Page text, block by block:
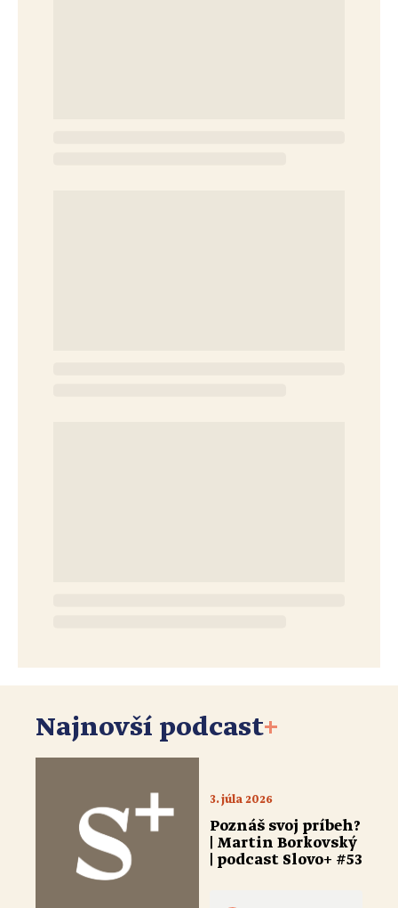
Najnovší podcast+
3. júla 2026
Poznáš svoj príbeh?
| Martin Borkovský
| podcast Slovo+ #53